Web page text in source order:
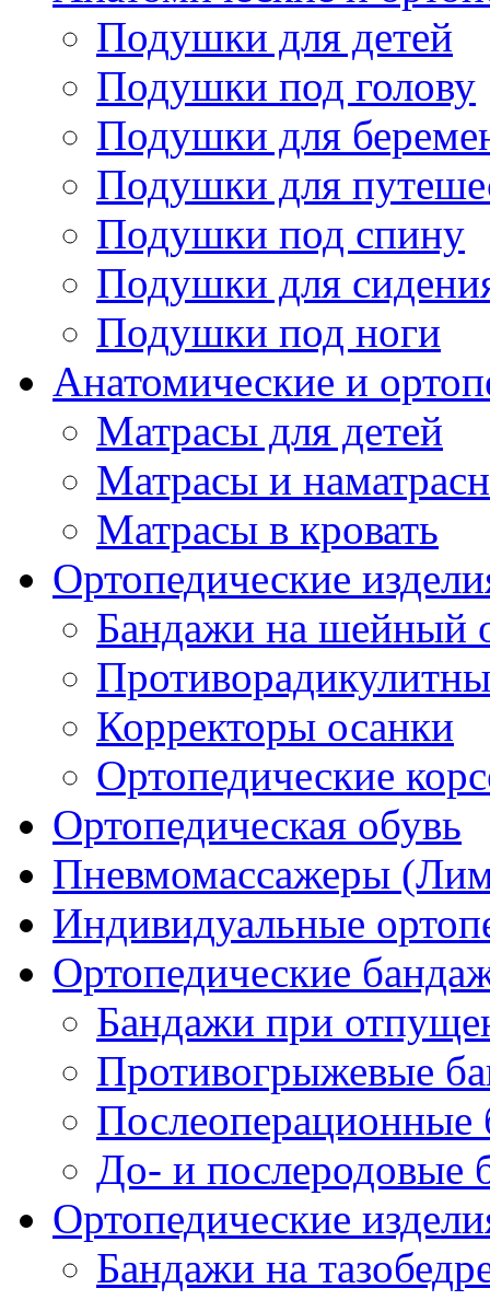
Подушки для детей
Подушки под голову
Подушки для
Подушки для
Подушки под спину
Подушки для
Подушки под ноги
Анатомические и
Матрасы для детей
Матрасы и
Матрасы в кровать
Ортопедические
Бандажи на шейный
Корректоры осанки
Ортопедические
Ортопедическая обувь
Пневмомассажеры
Индивидуальные
Ортопедические
Бандажи при
Противогрыжевые
Послеоперационные
До- и послеродовые
Ортопедические
Бандажи на